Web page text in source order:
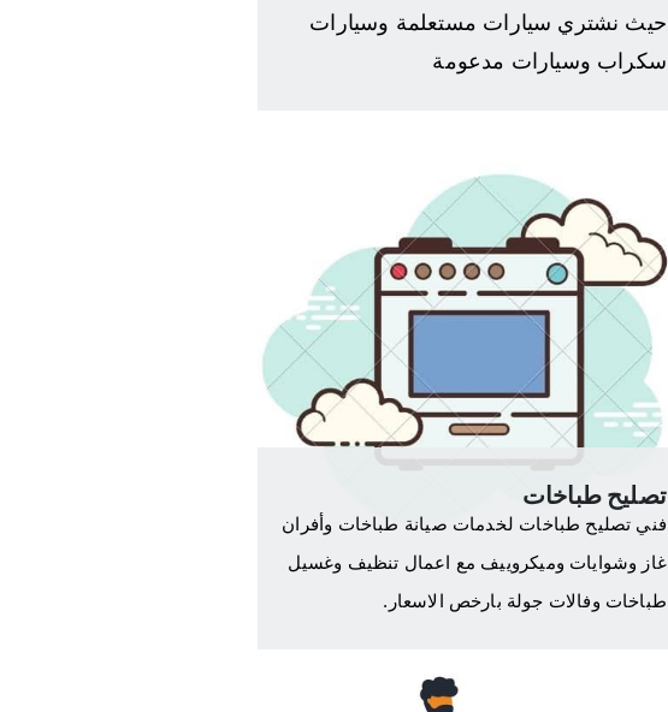
حيث نشتري سيارات مستعلمة وسيارات
سكراب وسيارات مدعومة
تصليح طباخات
فني تصليح طباخات لخدمات صيانة طباخات وأفران
غاز وشوايات وميكروييف مع اعمال تنظيف وغسيل
طباخات وفالات جولة بارخص الاسعار.